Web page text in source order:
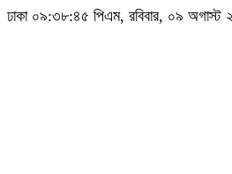
ঢাকা ০৯:৩৮:৪৭ পিএম, রবিবার, ০৯ অগাস্ট